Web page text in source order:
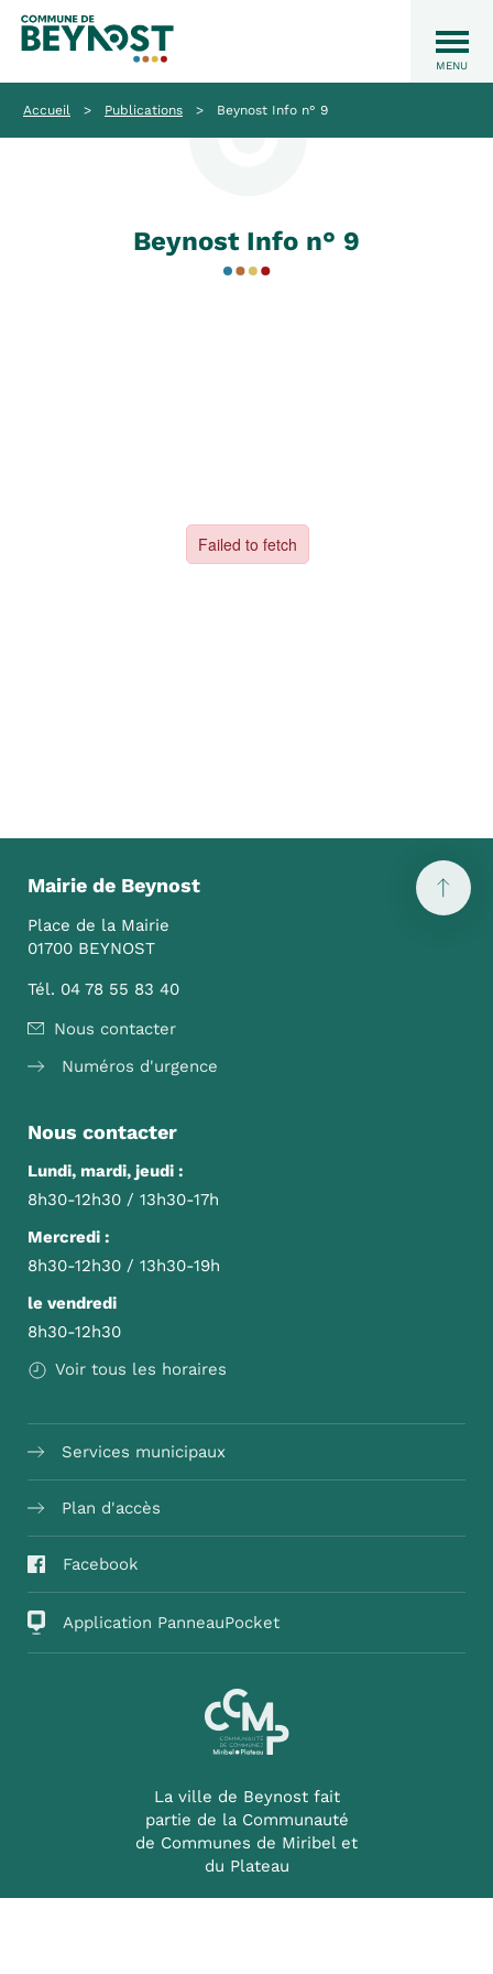
Accueil > Publications > Beynost Info n° 9
Beynost Info n° 9
Mairie de Beynost
Place de la Mairie
01700 BEYNOST
Tél. 04 78 55 83 40
Nous contacter
Numéros d'urgence
Nous contacter
Lundi, mardi, jeudi :
8h30-12h30 / 13h30-17h
Mercredi :
8h30-12h30 / 13h30-19h
le vendredi
8h30-12h30
Voir tous les horaires
Services municipaux
Plan d'accès
Facebook
Application PanneauPocket
La ville de Beynost fait
partie de la Communauté
de Communes de Miribel et
du Plateau